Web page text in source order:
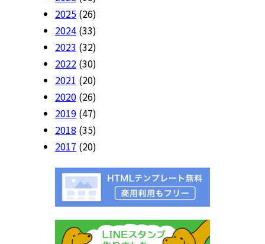
2025(26)
2024(33)
2023 (32)
2022(30)
2021 (20)
2020(26)
2019(47)
2018 (35)
2017 (20)